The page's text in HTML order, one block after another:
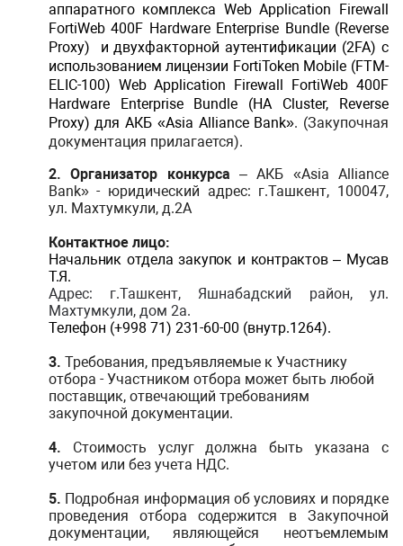
аппаратного комплекса Web Application Firewall
FortiWeb 400F Hardware Enterprise Bundle (Reverse
Proxy) и двухфакторной аутентификации (2FA) с
использованием лицензии FortiToken Mobile (FTM-
ELIC-100) Web Application Firewall FortiWeb 400F
Hardware Enterprise Bundle (HA Cluster, Reverse
Proxy) для АКБ «Asia Alliance Bank». (Закупочная
документация прилагается).
2.Организатор конкурса – АКБ «Asia Alliance
Bank» - юридический адрес: г.Ташкент, 100047,
ул. Махтумкули, д.2А
Контактное лицо:
Начальник отдела закупок и контрактов – Мусав
Т.Я.
Адрес: г.Ташкент, Яшнабадский район, ул.
Махтумкули, дом 2а.
Телефон (+998 71) 231-60-00 (внутр.1264).
3. Требования, предъявляемые к Участнику
отбора - Участником отбора может быть любой
поставщик, отвечающий требованиям
закупочной документации.
4. Стоимость услуг должна быть указана с
учетом или без учета НДС.
5. Подробная информация об условиях и порядке
проведения отбора содержится в Закупочной
документации, являющейся неотъемлемым